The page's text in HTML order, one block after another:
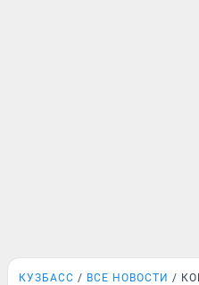
КУЗБАСС ВСЕ НОВОСТИ